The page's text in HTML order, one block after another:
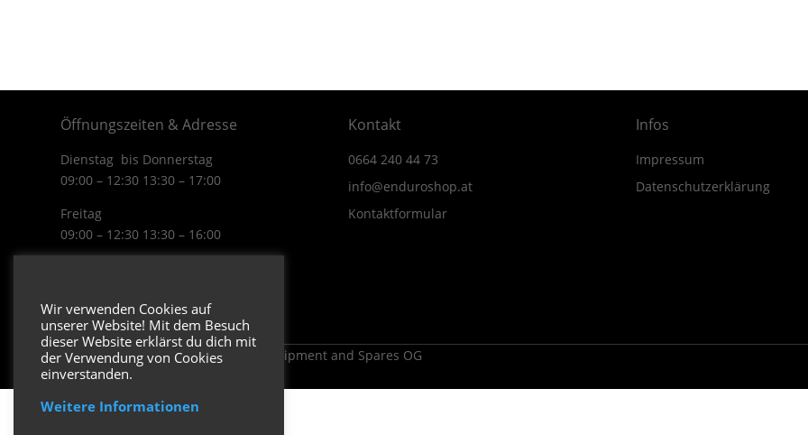
Öffnungszeiten & Adresse
Dienstag bis Donnerstag
09:00 – 12:30 13:30 – 17:00
Freitag
09:00 – 12:30 13:30 – 16:00
In Google Maps öffnen.
Kontakt
0664 240 44 73
info@enduroshop.at
Kontaktformular
Infos
Impressum
Datenschutzerklärung
Copyright 2026 ENDUROSHOP.at Equipment and Spares OG
Wir verwenden Cookies auf
unserer Website! Mit dem Besuch
dieser Website erklärst du dich mit
der Verwendung von Cookies
einverstanden.
Weitere Informationen